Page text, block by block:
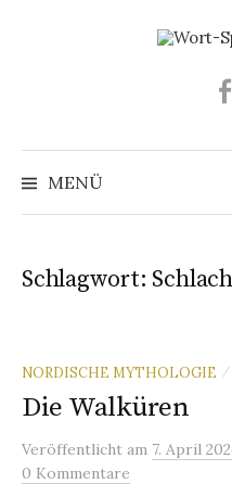
MENÜ
Schlagwort:
NORDISCHE MYTHOLOGIE /
Die Walküren
Veröffentlicht am 7. April
0 Kommentare